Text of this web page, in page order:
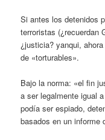
Si antes los detenidos
terroristas (¿recuerdan
¿justicia? yanqui,
de «torturables».
Bajo la norma: «el fin
a ser legalmente igual
podía ser espiado,
basados en un informe